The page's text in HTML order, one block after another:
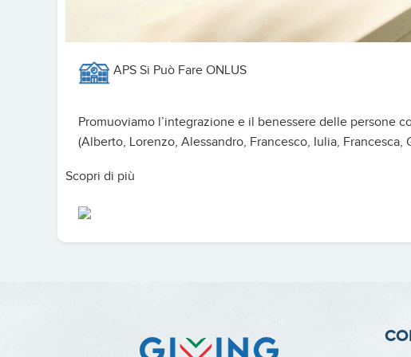
APS Si Può Fare ONLUS
Promuoviamo l’integrazione e il benessere delle persone
(Alberto, Lorenzo, Alessandro, Francesco, Iulia, Francesca,
Scopri di più